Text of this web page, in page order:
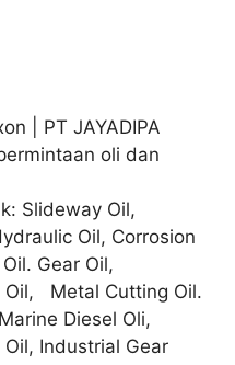
| PT JAYADIPA
oli dan
Slideway Oil,
Oil, Corrosion
Gear Oil,
Oil, Metal Cutting Oil.
Diesel Oli,
Industrial Gear